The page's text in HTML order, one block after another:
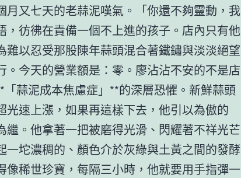
月又七天的老蒜泥嘆氣。「你還不夠靈動，我
，彷彿在責備一個不上進的孩子。店內只有他
難以忍受那股陳年蒜頭混合著鐵鏽與淡淡絕望
。今天的營業額是：零。廖沾沾不安的不是店
蒜泥成本焦慮症」**的深層恐懼。新鮮蒜頭
光速上漲，如果再這樣下去，他引以為傲的
繼。他拿著一把被磨得光滑、閃耀著不祥光芒
一坨濃稠的、顏色介於灰綠與土黃之間的發酵
像稀世珍寶，每隔三小時，他就要用手指彈一